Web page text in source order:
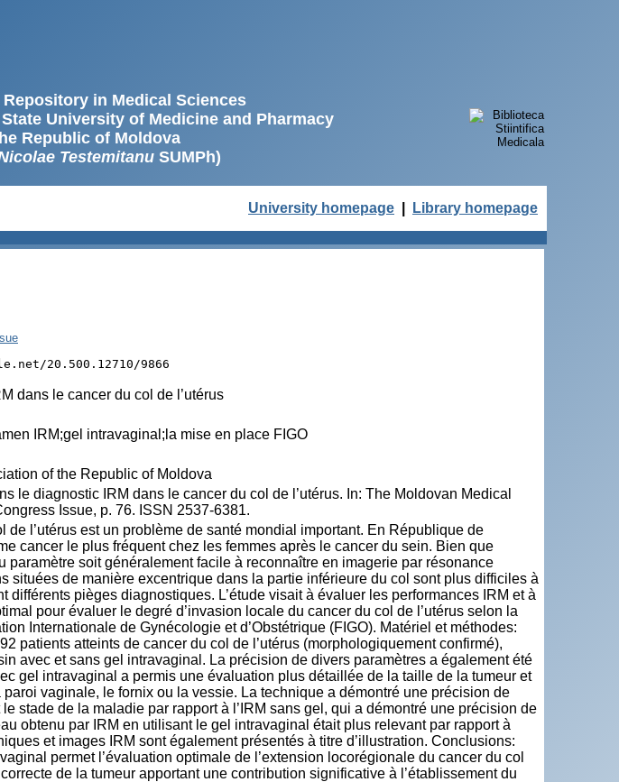
in Medical Sciences
University of Medicine and Pharmacy
Republic of Moldova
TestemitanuSUMPh)
University homepage Library homepage
20.500.12710/9866
dans le cancer du col de l’utérus
IRM;gel intravaginal;la mise en place FIGO
of the Republic of Moldova
le diagnostic IRM dans le cancer du col de l’utérus. In: The Moldovan Medical
Issue, p. 76. ISSN 2537-6381.
de l’utérus est un problème de santé mondial important. En République de
cancer le plus fréquent chez les femmes après le cancer du sein. Bien que
paramètre soit généralement facile à reconnaître en imagerie par résonance
situées de manière excentrique dans la partie inférieure du col sont plus difficiles à
différents pièges diagnostiques. L’étude visait à évaluer les performances IRM et à
pour évaluer le degré d’invasion locale du cancer du col de l’utérus selon la
Internationale de Gynécologie et d’Obstétrique (FIGO). Matériel et méthodes:
patients atteints de cancer du col de l’utérus (morphologiquement confirmé),
avec et sans gel intravaginal. La précision de divers paramètres a également été
gel intravaginal a permis une évaluation plus détaillée de la taille de la tumeur et
vaginale, le fornix ou la vessie. La technique a démontré une précision de
stade de la maladie par rapport à l’IRM sans gel, qui a démontré une précision de
obtenu par IRM en utilisant le gel intravaginal était plus relevant par rapport à
et images IRM sont également présentés à titre d’illustration. Conclusions:
permet l’évaluation optimale de l’extension locorégionale du cancer du col
de la tumeur apportant une contribution significative à l’établissement du